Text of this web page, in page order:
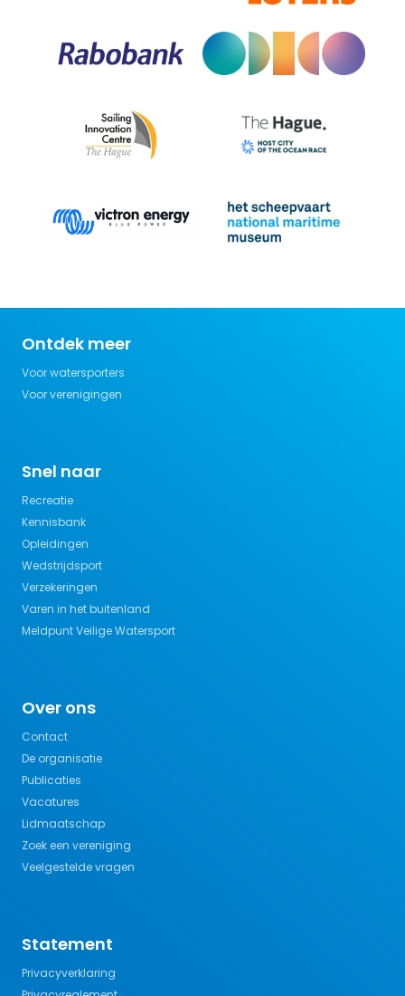
Ontdek meer
Voor watersporters
Voor verenigingen
Snel naar
Recreatie
Kennisbank
Opleidingen
Wedstrijdsport
Verzekeringen
Varen in het buitenland
Meldpunt Veilige Watersport
Over ons
Contact
De organisatie
Publicaties
Vacatures
Lidmaatschap
Zoek een vereniging
Veelgestelde vragen
Statement
Privacyverklaring